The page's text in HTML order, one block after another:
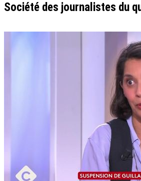
Société des journalistes du